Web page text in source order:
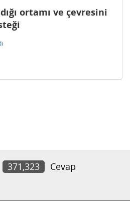
ortamı ve çevresini
371,323
Cevap